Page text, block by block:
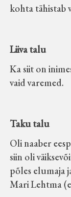
kohta tähistab
Liiva talu
Ka siit on
vaid varemed.
Taku talu
Oli naaber
siin oli
põles elumaja
Mari Lehtma